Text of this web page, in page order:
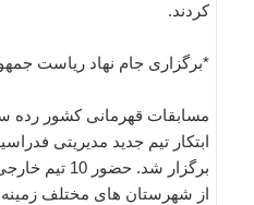
کردند.
*برگزاری جام نهاد ریاست
ابتکار تیم جدید مدیریتی
از شهرستان های مختلف زمینه